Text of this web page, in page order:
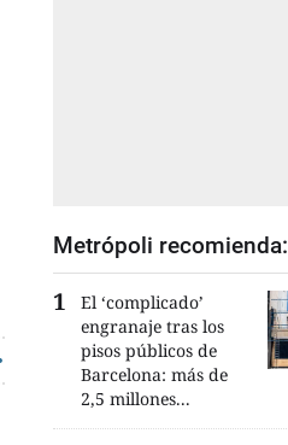
Metrópoli recomienda:
El ‘complicado’
engranaje tras los
pisos públicos de
Barcelona: más de
2,5 millones...